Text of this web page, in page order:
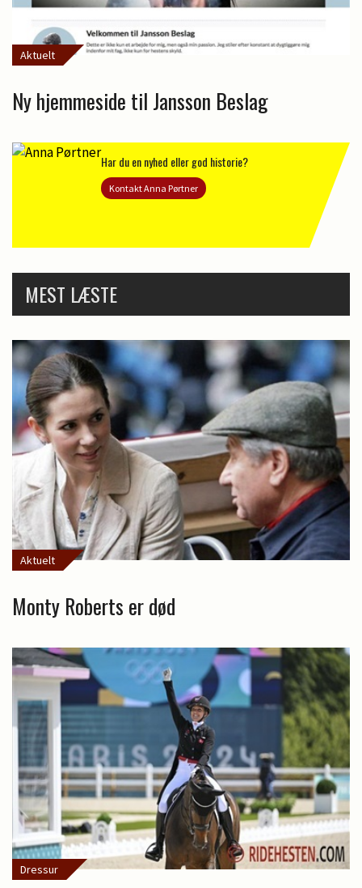
Aktuelt
Ny hjemmeside til Jansson Beslag
Har du en nyhed eller god historie?
Kontakt Anna Pørtner
MEST LÆSTE
Aktuelt
Monty Roberts er død
Dressur